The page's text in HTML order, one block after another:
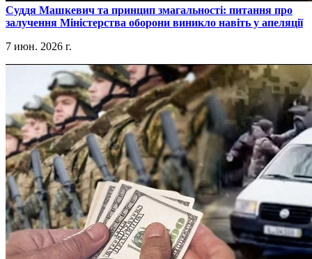
​Суддя Машкевич та принцип змагальності: питання про
залучення Міністерства оборони виникло навіть у апеляції
7 июн. 2026 г.